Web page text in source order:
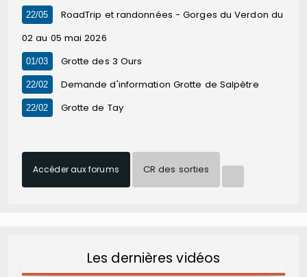
22/05
RoadTrip et randonnées - Gorges du Verdon du
02 au 05 mai 2026
01/03 Grotte des 3 Ours
22/02 Demande d'information Grotte de Salpètre
22/02 Grotte de Tay
Accéder aux forums CR des sorties
Les dernières vidéos